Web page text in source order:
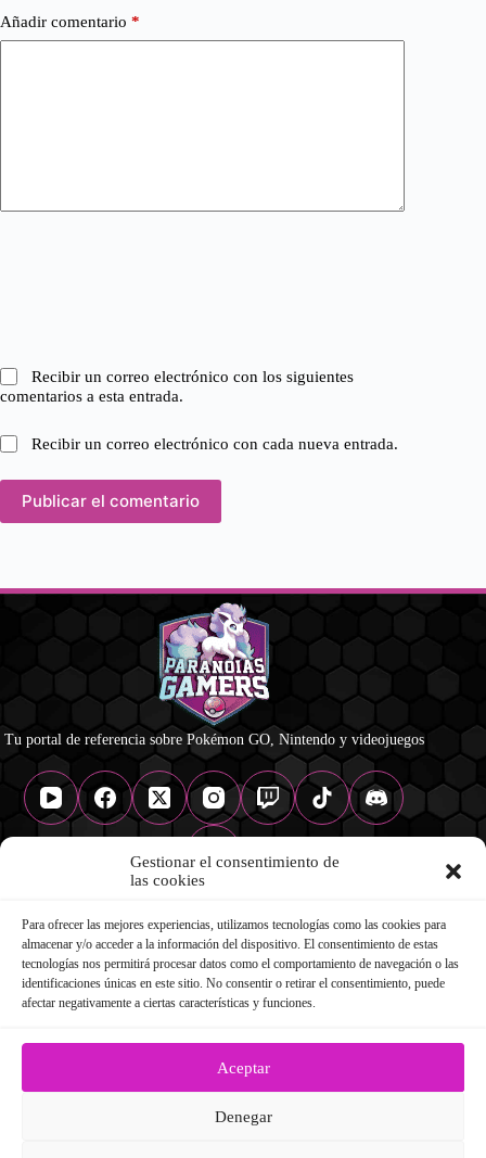
Gestionar el consentimiento de
las cookies
Para ofrecer las mejores experiencias, utilizamos tecnologías como las cookies para
almacenar y/o acceder a la información del dispositivo. El consentimiento de estas
tecnologías nos permitirá procesar datos como el comportamiento de navegación o las
identificaciones únicas en este sitio. No consentir o retirar el consentimiento, puede
afectar negativamente a ciertas características y funciones.
Aceptar
Denegar
Añadir comentario *
Recibir un correo electrónico con los siguientes
comentarios a esta entrada.
Recibir un correo electrónico con cada nueva entrada.
Publicar el comentario
Tu portal de referencia sobre Pokémon GO, Nintendo y videojuegos
NAVEGACIÓN
Pokémon GO
Nintendo
Videojuegos
Infografías
Contacto